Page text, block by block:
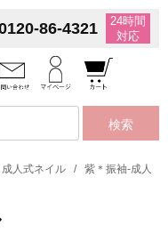
86-4321
24時間
対応
検索
成人式ネイル / 紫＊振袖-成人